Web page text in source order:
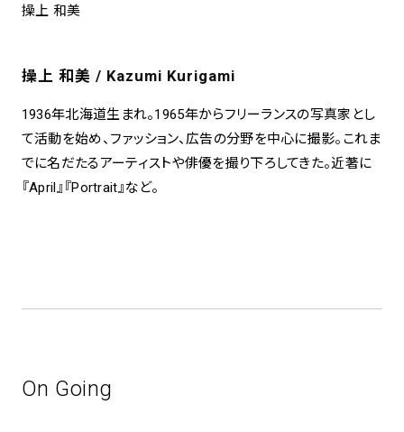
操上 和美
操上 和美 / Kazumi Kurigami
1936年北海道生まれ。1965年からフリーランスの写真家とし
て活動を始め、ファッション、広告の分野を中心に撮影。これま
でに名だたるアーティストや俳優を撮り下ろしてきた。近著に
『April』『Portrait』など。
On Going